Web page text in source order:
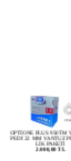
OPTİONE PLUS 950TM
PEDİ 22 MM VANTUZ
LİK PAKETİ
2.000,00 TL